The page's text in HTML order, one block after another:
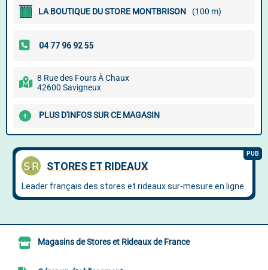
LA BOUTIQUE DU STORE MONTBRISON (100 m)
8 Rue des Fours À Chaux
42600 Savigneux
PLUS D'INFOS SUR CE MAGASIN
Magasins de Stores et Rideaux de France